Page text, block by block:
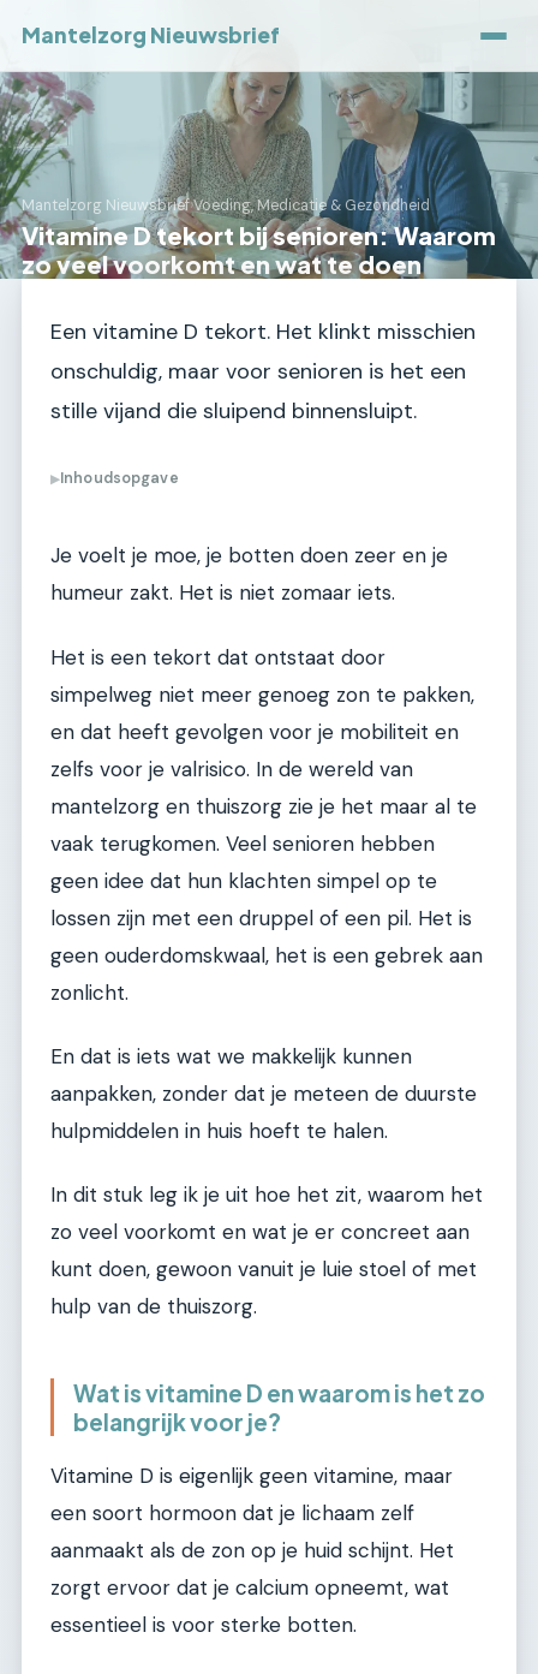
Mantelzorg Nieuwsbrief
Mantelzorg Nieuwsbrief›Voeding, Medicatie & Gezondheid
Vitamine D tekort bij senioren: Waarom
zo veel voorkomt en wat te doen
Een vitamine D tekort. Het klinkt misschien
onschuldig, maar voor senioren is het een
stille vijand die sluipend binnensluipt.
▶Inhoudsopgave
Je voelt je moe, je botten doen zeer en je
humeur zakt. Het is niet zomaar iets.
Het is een tekort dat ontstaat door
simpelweg niet meer genoeg zon te pakken,
en dat heeft gevolgen voor je mobiliteit en
zelfs voor je valrisico. In de wereld van
mantelzorg en thuiszorg zie je het maar al te
vaak terugkomen. Veel senioren hebben
geen idee dat hun klachten simpel op te
lossen zijn met een druppel of een pil. Het is
geen ouderdomskwaal, het is een gebrek aan
zonlicht.
En dat is iets wat we makkelijk kunnen
aanpakken, zonder dat je meteen de duurste
hulpmiddelen in huis hoeft te halen.
In dit stuk leg ik je uit hoe het zit, waarom het
zo veel voorkomt en wat je er concreet aan
kunt doen, gewoon vanuit je luie stoel of met
hulp van de thuiszorg.
Wat is vitamine D en waarom is het zo
belangrijk voor je?
Vitamine D is eigenlijk geen vitamine, maar
een soort hormoon dat je lichaam zelf
aanmaakt als de zon op je huid schijnt. Het
zorgt ervoor dat je calcium opneemt, wat
essentieel is voor sterke botten.